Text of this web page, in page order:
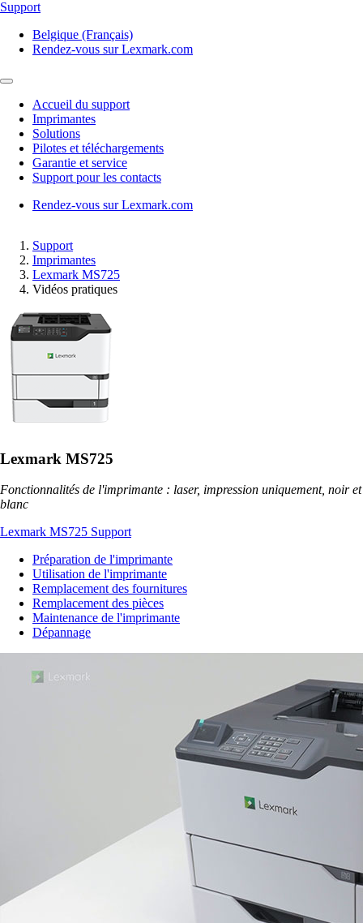
Support
Belgique (Français)
Rendez-vous sur Lexmark.com
Accueil du support
Imprimantes
Solutions
Pilotes et téléchargements
Garantie et service
Support pour les contacts
Rendez-vous sur Lexmark.com
Support
Imprimantes
Lexmark MS725
Vidéos pratiques
Lexmark MS725
Fonctionnalités de l'imprimante : laser, impression uniquement, noir et
blanc
Lexmark MS725 Support
Préparation de l'imprimante
Utilisation de l'imprimante
Remplacement des fournitures
Remplacement des pièces
Maintenance de l'imprimante
Dépannage